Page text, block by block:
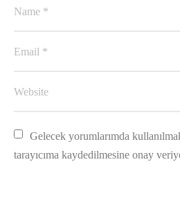
Gelecek yorumlarımda
tarayıcıma kaydedilmesine onay